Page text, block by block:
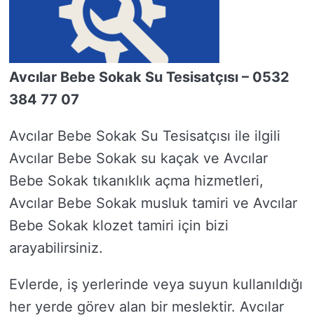
Avcılar Bebe Sokak Su Tesisatçısı – 0532
384 77 07
Avcılar Bebe Sokak Su Tesisatçısı ile ilgili
Avcılar Bebe Sokak su kaçak ve Avcılar
Bebe Sokak tıkanıklık açma hizmetleri,
Avcılar Bebe Sokak musluk tamiri ve Avcılar
Bebe Sokak klozet tamiri için bizi
arayabilirsiniz.
Evlerde, iş yerlerinde veya suyun kullanıldığı
her yerde görev alan bir meslektir. Avcılar